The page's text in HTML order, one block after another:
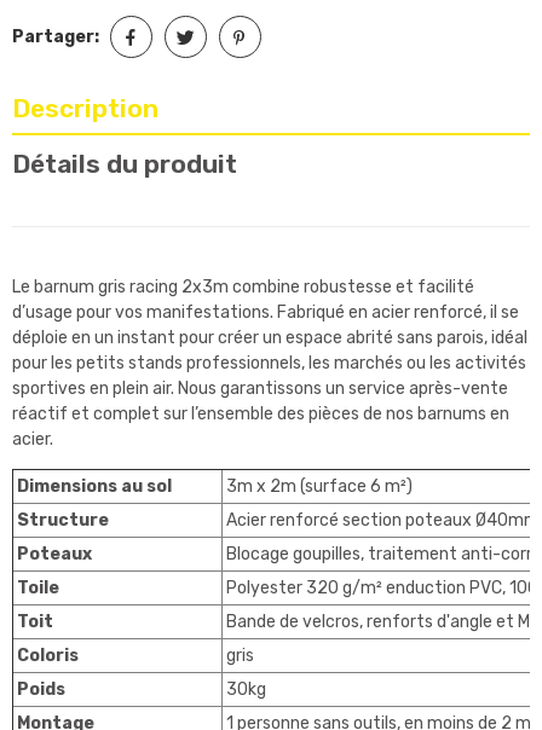
Partager:
Description
Détails du produit
Le barnum gris racing 2x3m combine robustesse et facilité
d’usage pour vos manifestations. Fabriqué en acier renforcé, il se
déploie en un instant pour créer un espace abrité sans parois, idéal
pour les petits stands professionnels, les marchés ou les activités
sportives en plein air. Nous garantissons un service après-vente
réactif et complet sur l’ensemble des pièces de nos barnums en
acier.
Dimensions au sol
3m x 2m (surface 6 m²)
Structure
Acier renforcé section poteaux Ø40mm
Poteaux
Blocage goupilles, traitement anti-
Toile
Polyester 320 g/m² enduction PVC,
Toit
Bande de velcros, renforts d'angle et
Coloris
gris
Poids
30kg
Montage
1 personne sans outils, en moins de 2